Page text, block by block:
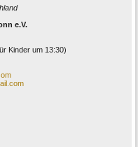
e.V.
Kinder um 13:30)